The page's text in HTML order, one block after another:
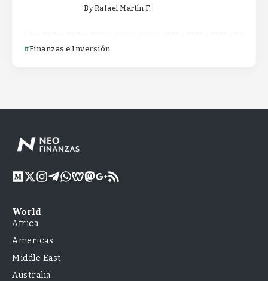
By Rafael Martín F.
Finanzas e Inversión
World
Africa
Americas
Middle East
Australia